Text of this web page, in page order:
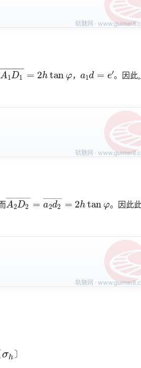
A1D1― =2h tan ， d
。因此
A2D2 =a2d ―= 2 φ
。因此
〕
σ h〕